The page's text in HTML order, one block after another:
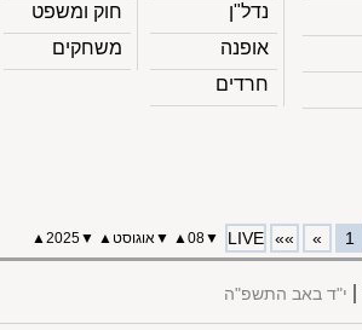
נדל"ן
אופנה
חרדים
חוק ומשפט
משחקים
1
»
»»
LIVE
▼
08
▲
▼אוגוסט ▲
▼
2025▲
י"ד באב התשפ"ה